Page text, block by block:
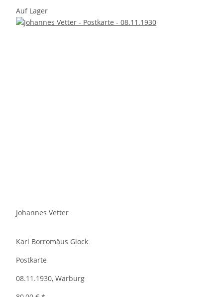
Auf Lager
Johannes Vetter
Karl Borromäus Glock
Postkarte
08.11.1930, Warburg